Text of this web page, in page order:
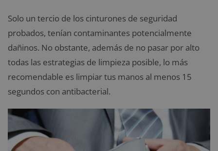
Solo un tercio de los cinturones de seguridad
probados, tenían contaminantes potencialmente
dañinos. No obstante, además de no pasar por alto
todas las estrategias de limpieza posible, lo más
recomendable es limpiar tus manos al menos 15
segundos con antibacterial.